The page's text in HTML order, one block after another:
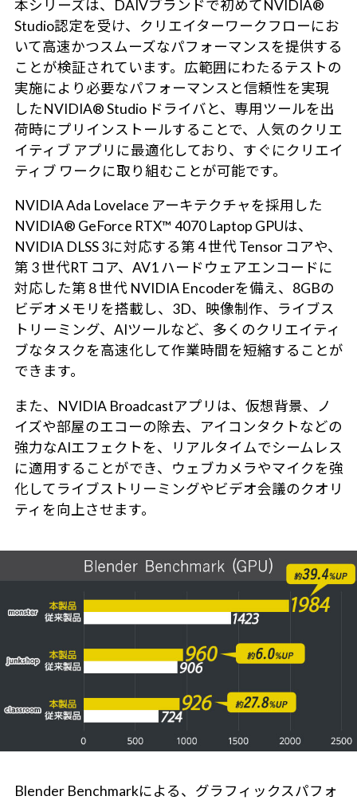
本シリーズは、DAIVブランドで初めてNVIDIA®
Studio認定を受け、クリエイターワークフローにお
いて高速かつスムーズなパフォーマンスを提供する
ことが検証されています。広範囲にわたるテストの
実施により必要なパフォーマンスと信頼性を実現
したNVIDIA® Studio ドライバと、専用ツールを出
荷時にプリインストールすることで、人気のクリエ
イティブ アプリに最適化しており、すぐにクリエイ
ティブ ワークに取り組むことが可能です。
NVIDIA Ada Lovelace アーキテクチャを採用した
NVIDIA® GeForce RTX™ 4070 Laptop GPUは、
NVIDIA DLSS 3に対応する第 4 世代 Tensor コアや、
第 3 世代RT コア、AV1 ハードウェアエンコードに
対応した第 8 世代 NVIDIA Encoderを備え、8GBの
ビデオメモリを搭載し、3D、映像制作、ライブス
トリーミング、AIツールなど、多くのクリエイティ
ブなタスクを高速化して作業時間を短縮することが
できます。
また、NVIDIA Broadcastアプリは、仮想背景、ノ
イズや部屋のエコーの除去、アイコンタクトなどの
強力なAIエフェクトを、リアルタイムでシームレス
に適用することができ、ウェブカメラやマイクを強
化してライブストリーミングやビデオ会議のクオリ
ティを向上させます。
Blender Benchmarkによる、グラフィックスパフォ